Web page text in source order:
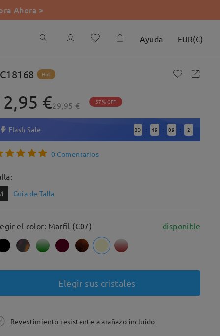
Ahora >
Ayuda EUR(€)
Hot
€29,95 € 57% OFF
Flash Sale 3D : 19 : 09 : 0
0 Comentarios
Guía de Talla
el color: Marfil (C07) disponible
Elegir sus cristales
Revestimiento resistente a arañazo incluído